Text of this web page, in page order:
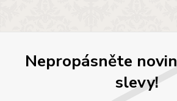
Nepropásněte
slevy!